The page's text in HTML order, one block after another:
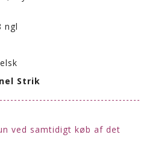
ngl
Strik
ved samtidigt køb af det